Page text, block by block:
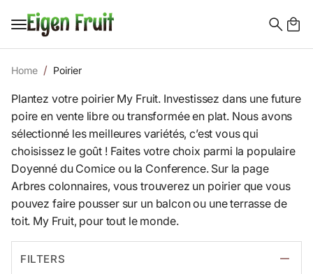
Home Poirier
Plantez votre poirier My Fruit. Investissez dans une future
poire en vente libre ou transformée en plat. Nous avons
sélectionné les meilleures variétés, c’est vous qui
choisissez le goût ! Faites votre choix parmi la populaire
Doyenné du Comice ou la Conference. Sur la page
Arbres colonnaires, vous trouverez un poirier que vous
pouvez faire pousser sur un balcon ou une terrasse de
toit. My Fruit, pour tout le monde.
FILTERS